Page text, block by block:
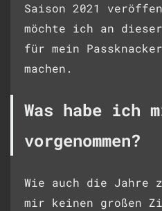
Saison 2021
möchte ich an
für mein
machen.
Was habe ich
vorgenommen?
Wie auch die Jahre
mir keinen großen